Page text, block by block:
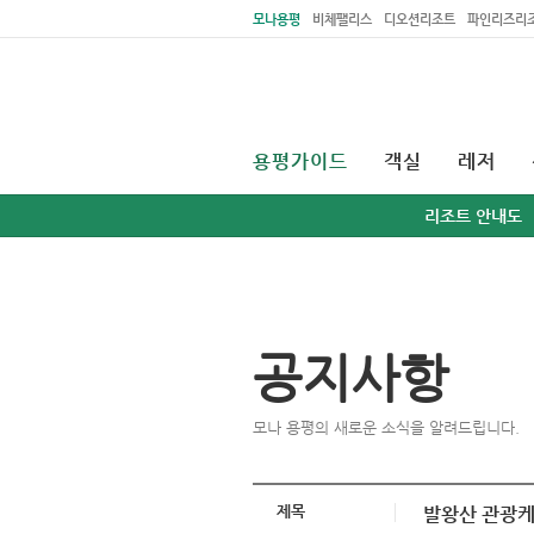
모나용평 비체팰리스 디오션리조트 파인리즈리
용평가이드
리조트 안내도
객실 레저
공지사항
모나 용평의 새로운 소식을 알려드립니다.
제목 발왕산 관광